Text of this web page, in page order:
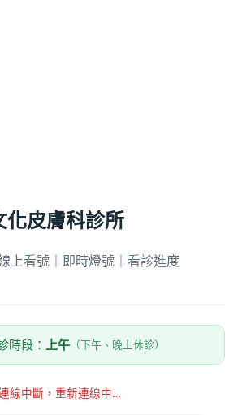
化皮膚科診所
上看號｜即時燈號｜看診進度
時段： 上午 （下午、晚上休診）
線中斷，重新連線中…